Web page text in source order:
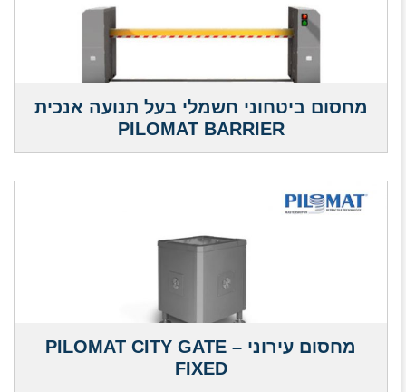
מחסום ביטחוני חשמלי בעל תנועה אנכית
PILOMAT BARRIER
מחסום עירוני – PILOMAT CITY GATE
FIXED